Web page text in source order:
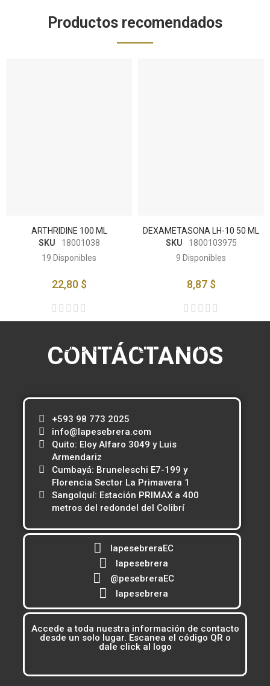
Productos recomendados
ARTHRIDINE 100 ML
SKU
18001038
19 Disponibles
22,80 $
DEXAMETASONA LH-10 50 ML
SKU
1800103975
9 Disponibles
8,87 $
CONTÁCTANOS
+593 98 773 2025
info@lapesebrera.com
Quito: Eloy Alfaro 3049 y Luis
Armendariz
Cumbayá: Bruneleschi E7-199 y
Florencia Sector La Primavera 1
Sangolquí: Estación PRIMAX a 400
metros del redondel del Colibrí
lapesebreraEC
lapesebrera
@pesebreraEC
lapesebrera
Accede a toda nuestra información de contacto
desde un solo lugar. Escanea el código QR o
dale click al logo